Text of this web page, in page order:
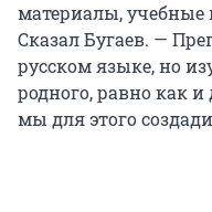
материалы, учебные
Сказал Бугаев. —
русском языке, но
родного, равно как
мы для этого